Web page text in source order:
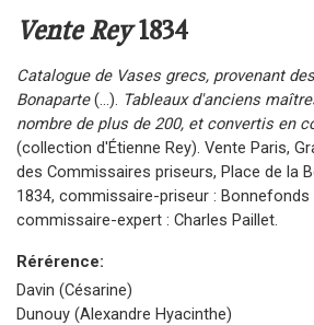
Vente Rey1834
Catalogue de Vases grecs, provenant
Bonaparte(...). Tableaux d'anciens
nombre de plus de 200, et convertis en
(collection d'Étienne Rey). Vente Paris,
des Commissaires priseurs, Place de la
1834, commissaire-priseur : Bonnefonds
commissaire-expert : Charles Paillet.
Rérérence:
Davin (Césarine)
Dunouy (Alexandre Hyacinthe)